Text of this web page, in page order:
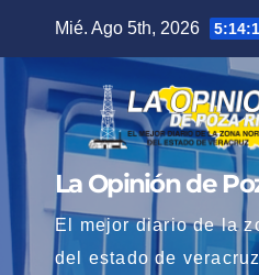
contenido
Mié. Ago 5th, 2026
La Opinión de
El mejor diario de la
del estado de veracruz